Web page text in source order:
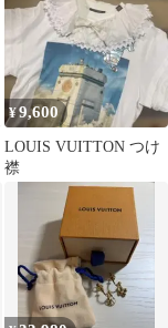
¥9,600
LOUIS VUITTON つけ
襟